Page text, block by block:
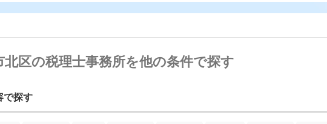
北区の税理士事務所を他の条件で探す
で探す